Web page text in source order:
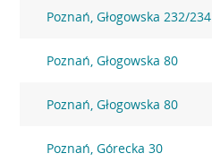
Poznań, Głogowska 232/234
Poznań, Głogowska 80
Poznań, Głogowska 80
Poznań, Górecka 30